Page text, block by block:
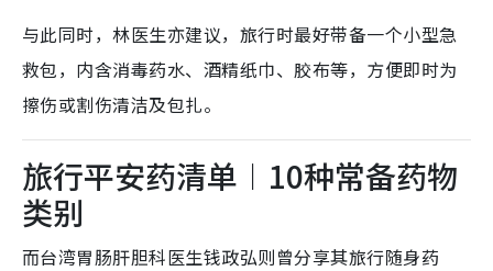
与此同时，林医生亦建议，旅行时最好带备一个小型急
救包，内含消毒药水、酒精纸巾、胶布等，方便即时为
擦伤或割伤清洁及包扎。​
旅行平安药清单︱10种常备药物
类别
而台湾胃肠肝胆科医生钱政弘则曾分享其旅行随身药